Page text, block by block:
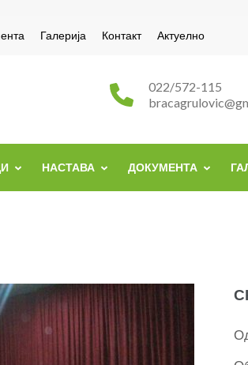
Галерија Контакт Актуелно
022/572-115
НАСТАВА ДОКУМЕНТА